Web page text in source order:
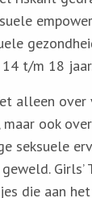
t/m 18
alleen
ook
seksuele
Girls’
die aan